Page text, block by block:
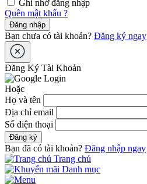
Ghi nhớ đăng nhập
Quên mật khẩu ?
Đăng nhập
Bạn chưa có tài khoản? Đăng ký ngay
Đăng Ký Tài Khoản
Hoặc
Họ và tên
Địa chỉ email
Số điện thoại
Đăng ký
Bạn đã có tài khoản? Đăng nhập ngay
Trang chủ
Danh mục